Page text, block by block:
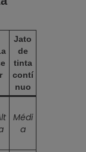
r
Jato
de
tinta
contí
nuo
Médi
a